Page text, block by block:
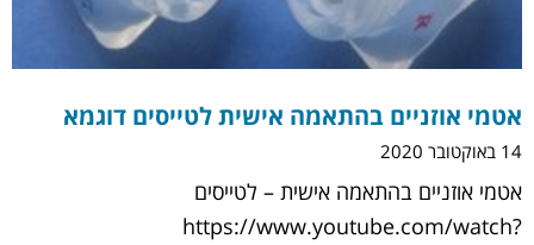
אטמי אוזניים בהתאמה אישית לטייסים דוגמא
14 באוקטובר 2020
אטמי אוזניים בהתאמה אישית – לטייסים
https://www.youtube.com/watch?